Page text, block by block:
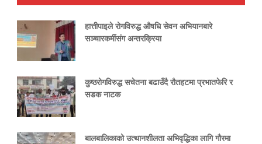
हात्तीपाइले रोगविरुद्ध औषधि सेवन अभियानबारे
सञ्चारकर्मीसंग अन्तरक्रिया
कुष्ठरोगविरुद्ध सचेतना बढाउँदै रौतहटमा प्रभातफेरि र
सडक नाटक
बालबालिकाको उत्थानशीलता अभिवृद्धिका लागि गौरमा